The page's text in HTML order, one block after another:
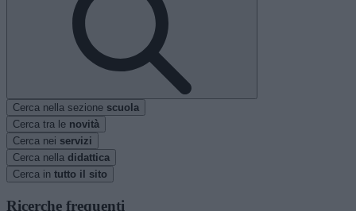
Cerca nella sezione scuola
Cerca tra le novità
Cerca nei servizi
Cerca nella didattica
Cerca in tutto il sito
Ricerche frequenti